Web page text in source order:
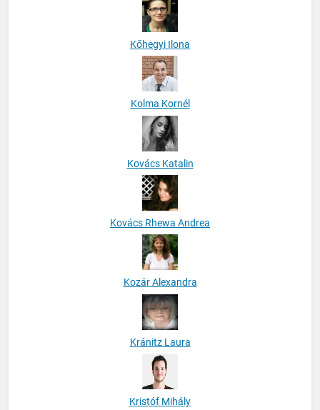
Kőhegyi Ilona
Kolma Kornél
Kovács Katalin
Kovács Rhewa Andrea
Kozár Alexandra
Kránitz Laura
Kristóf Mihály